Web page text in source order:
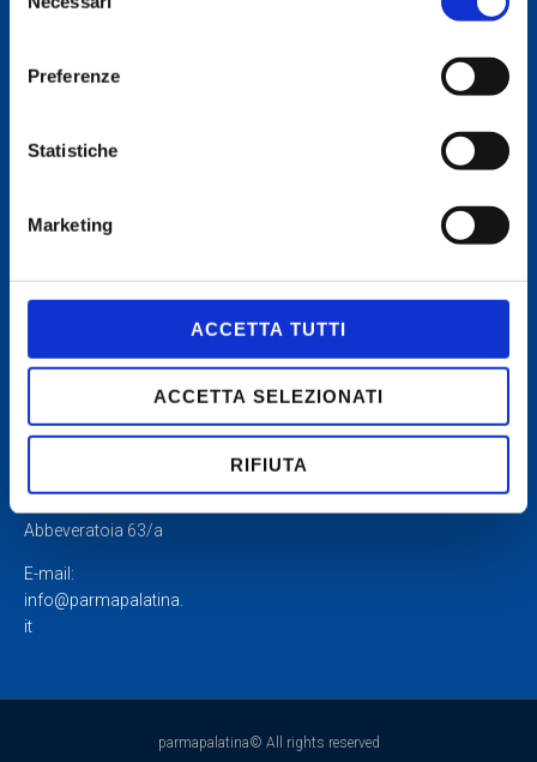
del
Preferenze
Statistiche
Marketing
ACCETTA TUTTI
ACCETTA SELEZIONATI
RIFIUTA
43121 Parma via
Sede
Abbeveratoia 63/a
E-mail:
info@parmapalatina.
it
parmapalatina© All rights reserved